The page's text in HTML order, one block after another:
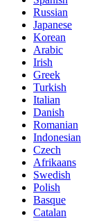
Russian
Japanese
Korean
Arabic
Irish
Greek
Turkish
Italian
Danish
Romanian
Indonesian
Czech
Afrikaans
Swedish
Polish
Basque
Catalan